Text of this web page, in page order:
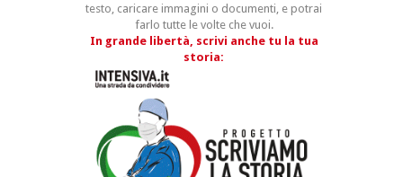
testo, caricare immagini o documenti, e potrai
farlo tutte le volte che vuoi.
In grande libertà, scrivi anche tu la tua
storia: